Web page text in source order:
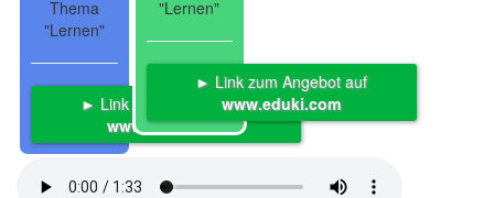
Thema
"Lernen"
► Link zum Angebot auf
www.eduki.com
"Lernen"
► Link zum Angebot auf
www.eduki.com